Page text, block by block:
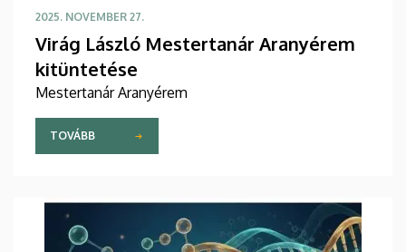
2025. NOVEMBER 27.
Virág László Mestertanár Aranyérem
kitüntetése
Mestertanár Aranyérem
TOVÁBB